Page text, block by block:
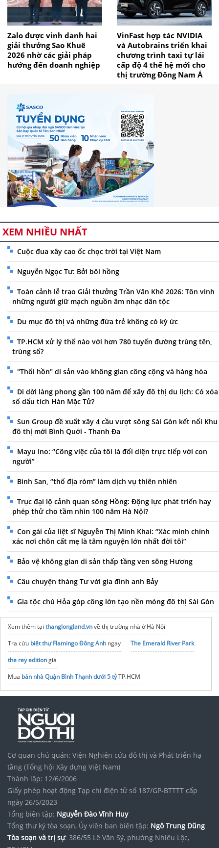
Zalo được vinh danh hai
giải thưởng Sao Khuê
2026 nhờ các giải pháp
hướng đến doanh nghiệp
VinFast hợp tác NVIDIA
và Autobrains triển khai
chương trình taxi tự lái
cấp độ 4 thế hệ mới cho
thị trường Đông Nam Á
XEM NHIỀU NHẤT
Cuộc đua xây cao ốc chọc trời tại Việt Nam
Nguyễn Ngọc Tư: Bởi bôi hồng
Toàn cảnh lễ trao Giải thưởng Trần Văn Khê 2026: Tôn vinh
những người giữ mạch nguồn âm nhạc dân tộc
Du mục đô thị và những đứa trẻ không có ký ức
TP.HCM xử lý thế nào với hơn 780 tuyến đường trùng tên,
trùng số?
"Thổi hồn" di sản vào không gian công cộng và hàng hóa
Di dời làng phong gần 100 năm để xây đô thị du lịch: Có xóa
sổ dấu tích Hàn Mặc Tử?
Sun Group đề xuất xây 4 cầu vượt sông Sài Gòn kết nối Khu
đô thị mới Bình Quới - Thanh Đa
Mayu Ino: “Công việc của tôi là đối diện trực tiếp với con
người”
Bình San, “thổ địa ròm” làm dịch vụ thiên nhiên
Trục đại lộ cảnh quan sông Hồng: Động lực phát triển hay
phép thử cho tầm nhìn 100 năm Hà Nội?
Con gái của liệt sĩ Nguyễn Thị Minh Khai: “Xác minh chính
xác nơi chôn cất mẹ là tâm nguyện lớn nhất đời tôi”
Bảo vệ không gian di sản thấp tầng ven sông Hương
Câu chuyện tháng Tư với gia đình anh Bảy
Gia tộc chú Hỏa góp công lớn tạo nền móng đô thị Sài Gòn
Xem thêm tại thanglongland.vnvề thị trường nhà ở Hà Nội
Tra cứu biệt thự Flamingo Đông Anh ngay
The Emerald River Park
the rey editiongiá
Mua bán nhà Quận Bình Thạnh dưới 5 tỷTP.HCM
Giá Bán Gladia HeightsKhang Điền
Vị trí D'.Diamant Bleu
Vinhomes Vũ Yên Hải Phòng
Dự ánĐà Nẵng Downtown
Quỹ cănChung cư Vinhomes Grand Park Quận 9
Cơ quan chủ quản: Viện Nghiên cứu đô thị và Phát triển hạ
tầng (Tổng hội Xây dựng Việt Nam)
Thành lập: 12/6/2006
Giấy phép hoạt động Tạp chí điện tử số 187/GP-BTTTT cấp
ngày 26/5/2023
Tổng biên tập: Nguyễn Đào Vĩnh Huy
Tổng thư ký tòa soạn, Ủy viên ban biên tập: Ngô Trung Dũng
Tòa soạn và trị sự: 386/55 Lê Văn Sỹ, phường Nhiêu Lộc,